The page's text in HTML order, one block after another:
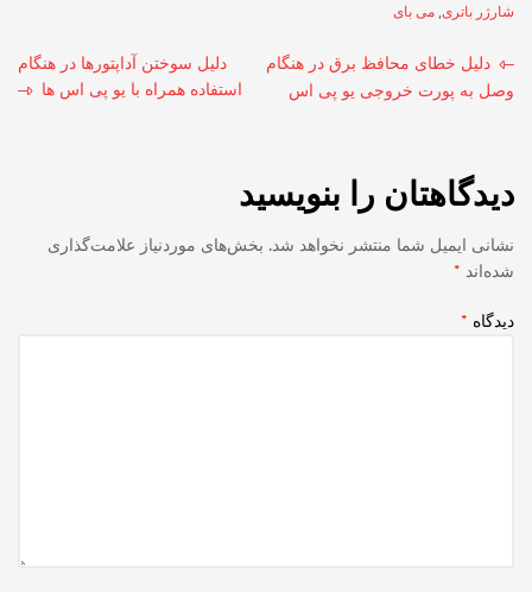
شارژر باتری, می بای
دلیل خطای محافظ برق در هنگام
وصل به پورت خروجی یو پی اس
دلیل سوختن آداپتورها در هنگام
استفاده همراه با یو پی اس ها
دیدگاهتان را بنویسید
نشانی ایمیل شما منتشر نخواهد شد. بخش‌های موردنیاز علامت‌گذاری
شده‌اند *
دیدگاه *